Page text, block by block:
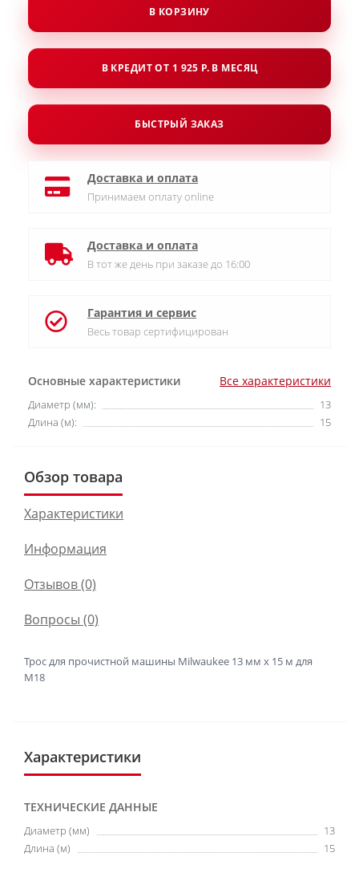
Основные характеристики Все характеристики
Диаметр (мм):
13
Длина (м):
15
В КОРЗИНУ
В КРЕДИТ ОТ 1 925 Р. В МЕСЯЦ
БЫСТРЫЙ ЗАКАЗ
Доставка и оплата
Принимаем оплату online
Доставка и оплата
В тот же день при заказе до 16:00
Гарантия и сервис
Весь товар сертифицирован
Обзор товара
Характеристики
Информация
Отзывов (0)
Вопросы (0)
Трос для прочистной машины Milwaukee 13 мм x 15 м для
M18
Характеристики
ТЕХНИЧЕСКИЕ ДАННЫЕ
Диаметр (мм)
13
Длина (м)
15